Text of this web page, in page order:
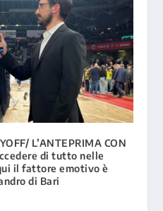
L’ANTEPRIMA CON
di tutto nelle
il fattore emotivo è
di Bari